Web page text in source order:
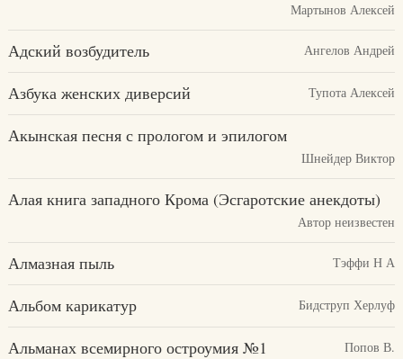
Мартынов Алексей
Адский возбудитель Ангелов Андрей
Азбука женских диверсий Тупота Алексей
Акынская песня с прологом и эпилогом
Шнейдер Виктор
Алая книга западного Крома (Эсгаротские анекдоты)
Автор неизвестен
Алмазная пыль Тэффи Н А
Альбом карикатур Бидструп Херлуф
Альманах всемирного остроумия №1 Попов В.